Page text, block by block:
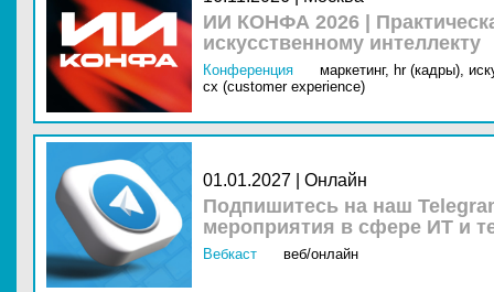
ИИ КОНФА 2026 |
искусственному интеллекту
Конференция маркетинг, hr (кадры),
cx (customer experience)
01.01.2027 | Онлайн
Подпишитесь на наш
мероприятия в сфере ИТ и
Вебкаст веб/онлайн